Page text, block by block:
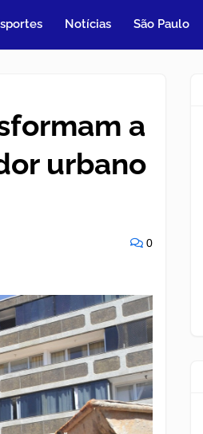
Notícias São Paulo
a
urbano
0